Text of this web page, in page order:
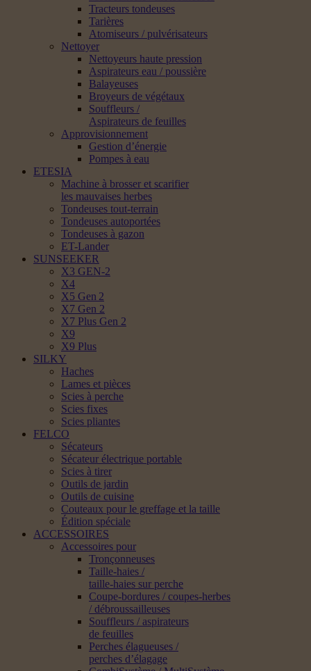
Tracteurs tondeuses
Tarières
Atomiseurs / pulvérisateurs
Nettoyer
Nettoyeurs haute pression
Aspirateurs eau / poussière
Balayeuses
Broyeurs de végétaux
Souffleurs /
Aspirateurs de feuilles
Approvisionnement
Gestion d’énergie
Pompes à eau
ETESIA
Machine à brosser et scarifier
les mauvaises herbes
Tondeuses tout-terrain
Tondeuses autoportées
Tondeuses à gazon
ET-Lander
SUNSEEKER
X3 GEN-2
X4
X5 Gen 2
X7 Gen 2
X7 Plus Gen 2
X9
X9 Plus
SILKY
Haches
Lames et pièces
Scies à perche
Scies fixes
Scies pliantes
FELCO
Sécateurs
Sécateur électrique portable
Scies à tirer
Outils de jardin
Outils de cuisine
Couteaux pour le greffage et la taille
Édition spéciale
ACCESSOIRES
Accessoires pour
Tronçonneuses
Taille-haies /
taille-haies sur perche
Coupe-bordures / coupes-herbes
/ débroussailleuses
Souffleurs / aspirateurs
de feuilles
Perches élagueuses /
perches d’élagage